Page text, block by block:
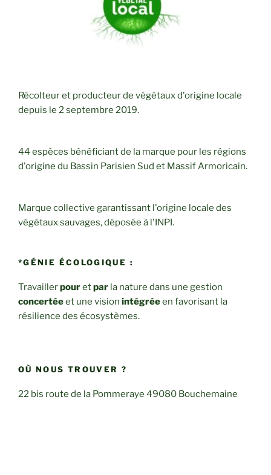
Récolteur et producteur de végétaux d'origine locale
depuis le 2 septembre 2019.
44 espèces bénéficiant de la marque pour les régions
d'origine du Bassin Parisien Sud et Massif Armoricain.
Marque collective garantissant l'origine locale des
végétaux sauvages, déposée à l'INPI.
*GÉNIE ÉCOLOGIQUE :
Travaillerpouretpar la nature dans une gestion
concertéeet une vision intégréeen favorisant la
résilience des écosystèmes.
OÙ NOUS TROUVER ?
22 bis route de la Pommeraye 49080 Bouchemaine